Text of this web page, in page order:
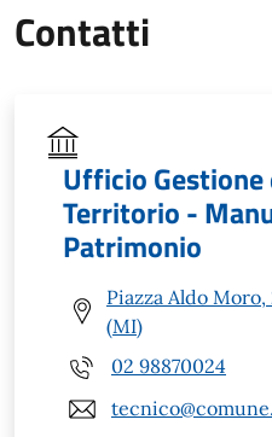
Contatti
Ufficio
Territorio -
Patrimonio
Piazza Aldo
(MI)
02 98870024